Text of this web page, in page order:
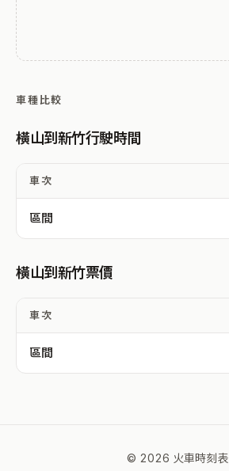
車種比較
橫山到新竹行駛時間
車次
區間
橫山到新竹票價
車次
區間
© 2026 火車時刻表